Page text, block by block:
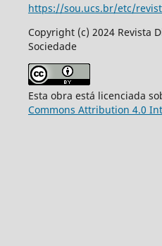
https://sou.ucs.br/etc/
Copyright (c) 2024 Revista
Sociedade
Esta obra está licenciada
Commons Attribution 4.0